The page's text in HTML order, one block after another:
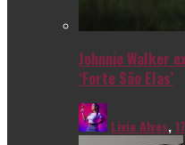
Johnnie Walker
‘Forte São Elas’
Livia Alves,